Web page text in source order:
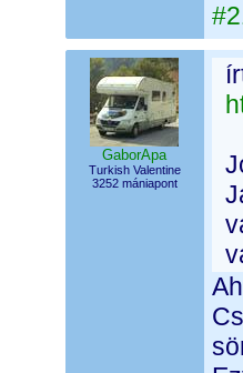
GaborApa
Turkish Valentine
3252 mániapont